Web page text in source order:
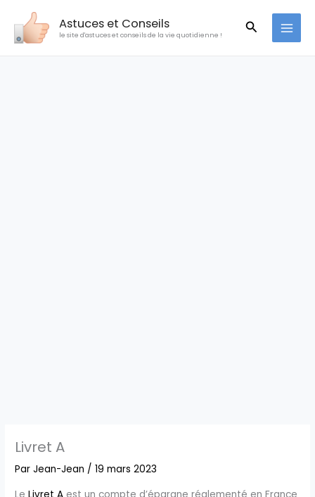
contenu
Astuces et Conseils
le site d'astuces et conseils de la vie quotidienne !
Livret A
ParJean-Jean /19 mars 2023